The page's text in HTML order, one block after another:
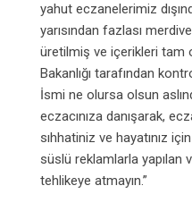
yahut eczanelerimiz
yarısından fazlası
üretilmiş ve içerikleri tam
Bakanlığı tarafından
İsmi ne olursa olsun
eczacınıza danışarak,
sıhhatiniz ve hayatınız
süslü reklamlarla yapılan
tehlikeye atmayın.”